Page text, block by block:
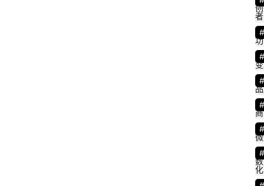
顺
风
车
业
务
近
日
上
线
，
目
者
化